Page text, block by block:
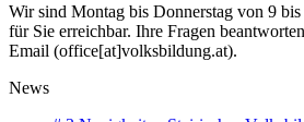
Wir sind Montag bis Donnerstag von 9
für Sie erreichbar. Ihre Fragen
Email (office[at]volksbildung.at).
News